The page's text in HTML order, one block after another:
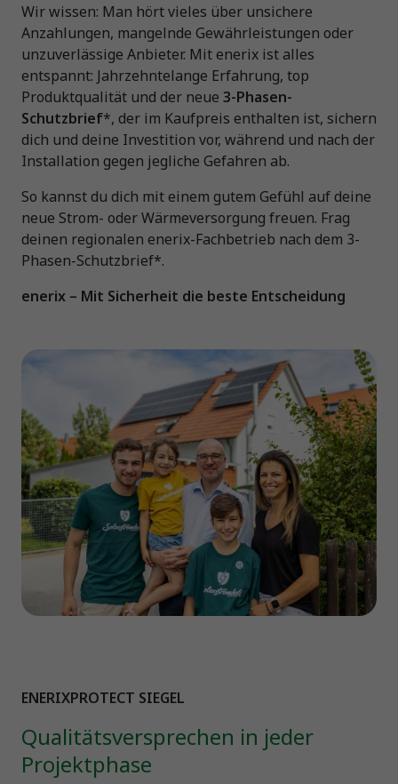
Wir wissen: Man hört vieles über unsichere
Anzahlungen, mangelnde Gewährleistungen oder
unzuverlässige Anbieter. Mit enerix ist alles
entspannt: Jahrzehntelange Erfahrung, top
Produktqualität und der neue 3-Phasen-
Schutzbrief*, der im Kaufpreis enthalten ist, sichern
dich und deine Investition vor, während und nach der
Installation gegen jegliche Gefahren ab.
So kannst du dich mit einem gutem Gefühl auf deine
neue Strom- oder Wärmeversorgung freuen. Frag
deinen regionalen enerix-Fachbetrieb nach dem 3-
Phasen-Schutzbrief*.
enerix – Mit Sicherheit die beste Entscheidung
ENERIXPROTECT SIEGEL
Qualitätsversprechen in jeder
Projektphase